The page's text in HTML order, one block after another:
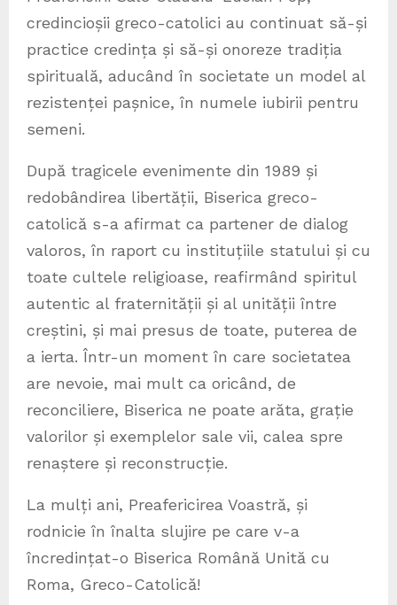
credincioșii greco-catolici au continuat să-și
practice credința și să-și onoreze tradiția
spirituală, aducând în societate un model al
rezistenței pașnice, în numele iubirii pentru
semeni.
După tragicele evenimente din 1989 și
redobândirea libertății, Biserica greco-
catolică s-a afirmat ca partener de dialog
valoros, în raport cu instituțiile statului și cu
toate cultele religioase, reafirmând spiritul
autentic al fraternității și al unității între
creștini, și mai presus de toate, puterea de
a ierta. Într-un moment în care societatea
are nevoie, mai mult ca oricând, de
reconciliere, Biserica ne poate arăta, grație
valorilor și exemplelor sale vii, calea spre
renaștere și reconstrucție.
La mulți ani, Preafericirea Voastră, și
rodnicie în înalta slujire pe care v-a
încredințat-o Biserica Română Unită cu
Roma, Greco-Catolică!